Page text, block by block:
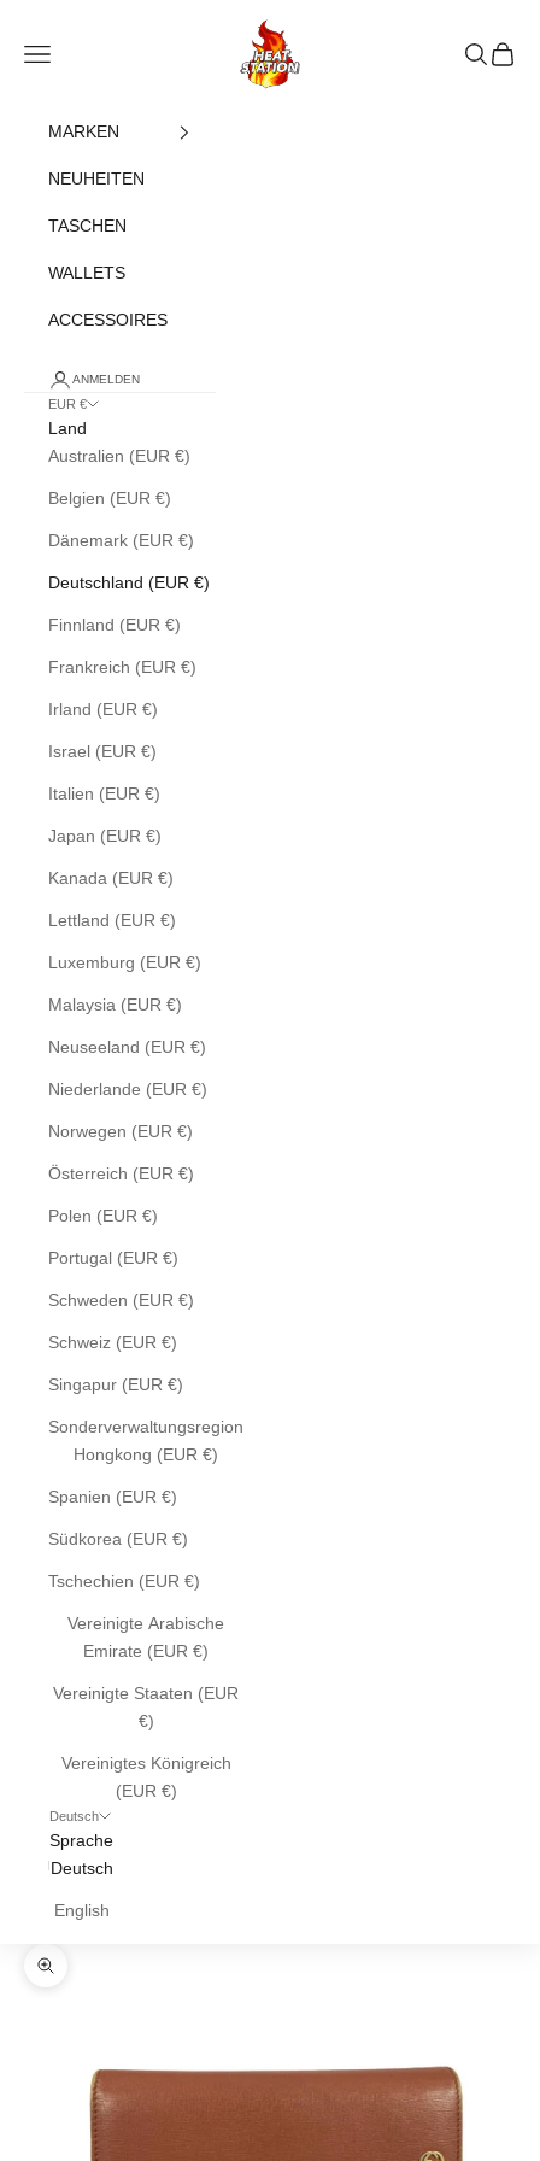
heatstation
Navigationsmenü öffnen
Suche
MARKEN
NEUHEITEN
TASCHEN
WALLETS
ACCESSOIRES
ANMELDEN
EUR €
Land
Australien (EUR €)
Belgien (EUR €)
Dänemark (EUR €)
Deutschland (EUR €)
Finnland (EUR €)
Frankreich (EUR €)
Irland (EUR €)
Israel (EUR €)
Italien (EUR €)
Japan (EUR €)
Kanada (EUR €)
Lettland (EUR €)
Luxemburg (EUR €)
Malaysia (EUR €)
Neuseeland (EUR €)
Niederlande (EUR €)
Norwegen (EUR €)
Österreich (EUR €)
Polen (EUR €)
Portugal (EUR €)
Schweden (EUR €)
Schweiz (EUR €)
Singapur (EUR €)
Sonderverwaltungsregion
Hongkong (EUR €)
Spanien (EUR €)
Südkorea (EUR €)
Tschechien (EUR €)
Vereinigte Arabische
Emirate (EUR €)
Vereinigte Staaten (EUR
€)
Vereinigtes Königreich
(EUR €)
Deutsch
Sprache
Deutsch
English
Bild vergrößern